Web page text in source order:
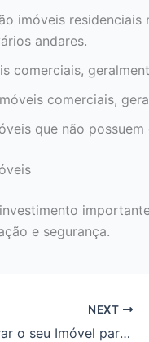
imóveis
andares.
comerciais,
comerciais,
que não
e segurança.
NEXT
Como Preparar o seu Imóvel para a Venda